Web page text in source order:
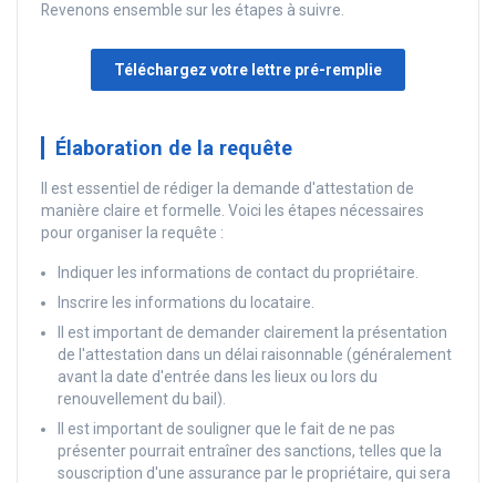
Revenons ensemble sur les étapes à suivre.
Téléchargez votre lettre pré-remplie
Élaboration de la requête
Il est essentiel de rédiger la demande d'attestation de
manière claire et formelle. Voici les étapes nécessaires
pour organiser la requête :
Indiquer les informations de contact du propriétaire.
Inscrire les informations du locataire.
Il est important de demander clairement la présentation
de l'attestation dans un délai raisonnable (généralement
avant la date d'entrée dans les lieux ou lors du
renouvellement du bail).
Il est important de souligner que le fait de ne pas
présenter pourrait entraîner des sanctions, telles que la
souscription d'une assurance par le propriétaire, qui sera